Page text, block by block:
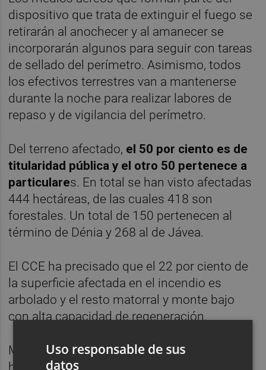
dispositivo que trata de extinguir el fuego se
retirarán al anochecer y al amanecer se
incorporarán algunos para seguir con tareas
de sellado del perímetro. Asimismo, todos
los efectivos terrestres van a mantenerse
durante la noche para realizar labores de
repaso y de vigilancia del perímetro.
Del terreno afectado, el 50 por ciento es de
titularidad pública y el otro 50 pertenece a
particulares. En total se han visto afectadas
444 hectáreas, de las cuales 418 son
forestales. Un total de 150 pertenecen al
término de Dénia y 268 al de Jávea.
El CCE ha precisado que el 22 por ciento de
la superficie afectada en el incendio es
arbolado y el resto matorral y monte bajo
con alta capacidad de regeneración.
Más de 400 personas y 19 medios aéreos
han estado trabajando en las labores de
Uso responsable de sus
datos